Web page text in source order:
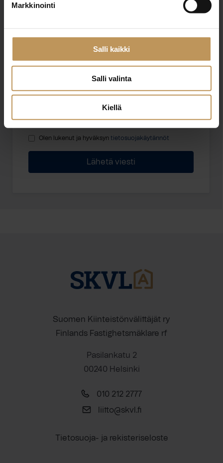
Markkinointi
Salli kaikki
Salli valinta
Kiellä
Viesti
Haluan että minuun otetaan yhteyttä puhelimitse
Olen lukenut ja hyväksyn tietosuojakäytännöt
Suomen Kiinteistönvälittäjät ry
Finlands Fastighetsmäklare rf
Pasilankatu 2
00240 Helsinki
010 212 2777
liitto@skvl.fi
Tietosuoja- ja rekisteriseloste